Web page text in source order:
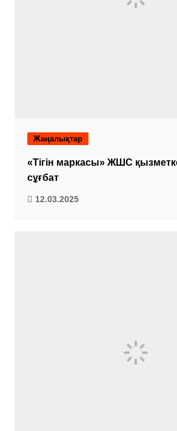
Жаңалықтар
«Тігін маркасы» ЖШС
сұғбат
12.03.2025